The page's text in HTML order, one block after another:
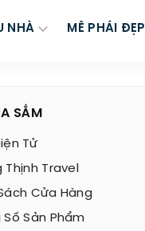
NHÀ MÊ PHÁI ĐẸP
SẮM
Tử
Thịnh Travel
Cửa Hàng
Số Sản Phẩm